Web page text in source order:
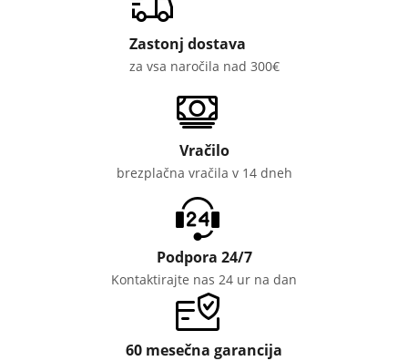
Zastonj dostava
za vsa naročila nad 300€
Vračilo
brezplačna vračila v 14 dneh
Podpora 24/7
Kontaktirajte nas 24 ur na dan
60 mesečna garancija